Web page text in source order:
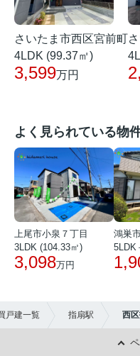
さいたま市西区宮前町
4LDK (99.37㎡)
3,599万円
よく見られている物
上尾市小泉７丁目
3LDK (104.33㎡)
3,098万円
鴻巣
戸建一覧 指扇駅 西